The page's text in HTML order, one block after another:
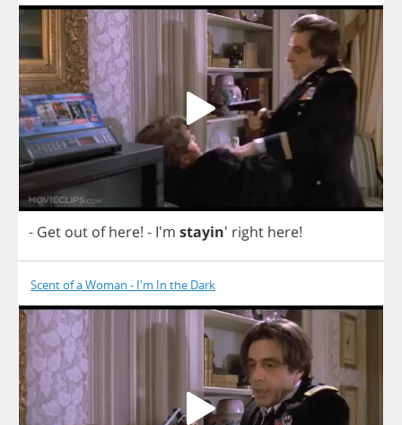
- Get out of here! - I'm stayin' right here!
Scent of a Woman - I'm In the Dark